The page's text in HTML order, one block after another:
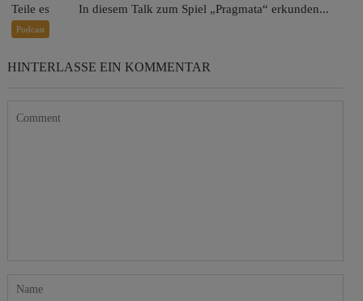
Teile es In diesem Talk zum Spiel „Pragmata“ erkunden...
Podcast
HINTERLASSE EIN KOMMENTAR